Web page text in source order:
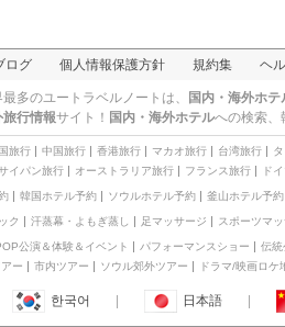
サン・ニッコロ
ログ 個人情報保護方針 規約集 ヘ
多のユートラベルノートは、
国内・海外ホ
旅行情報サイト！ 国内・海外ホテルへの検索、
旅行 中国旅行 香港旅行 マカオ旅行 台湾旅行
イパン旅行 オーストラリア旅行 フランス旅行 ド
韓国ホテル予約 ソウルホテル予約 釜山ホテル予約
ク 汗蒸幕・よもぎ蒸し 足マッサージ スポーツマ
公演＆体験＆イベント パフォーマンスショー
伝統
ー
市内ツアー ソウル郊外ツアー ドラマ/映画ロケ
한국어 日本語